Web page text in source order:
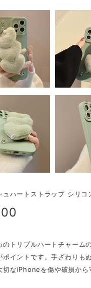
ュハートストラップ シリ
のトリプルハートチャーム
ポイントです。手ざわりも
切なiPhoneを傷や破損か